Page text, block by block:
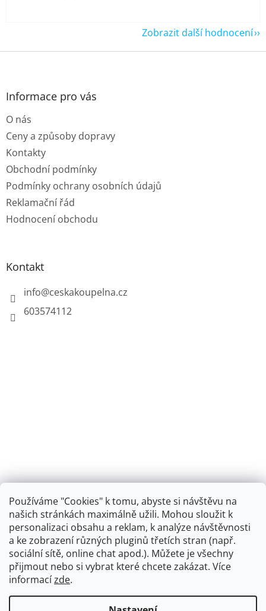
Používáme "Cookies" k tomu, abyste si návštěvu na
našich stránkách maximálně užili. Mohou sloužit k
personalizaci obsahu a reklam, k analýze návštěvnosti
a ke zobrazení různých pluginů třetích stran (např.
sociální sítě, online chat apod.). Můžete je všechny
přijmout nebo si vybrat které chcete zakázat. Více
informacízde.
Zobrazit další hodnocení
Z
Informace pro vás
O nás
Ceny a způsoby dopravy
Kontakty
Obchodní podmínky
Podmínky ochrany osobních údajů
Reklamační řád
Hodnocení obchodu
Kontakt
info@ceskakoupelna.cz
603574112
Retro koupelna
Vytvořil Shoptet + plnenieshopu.cz